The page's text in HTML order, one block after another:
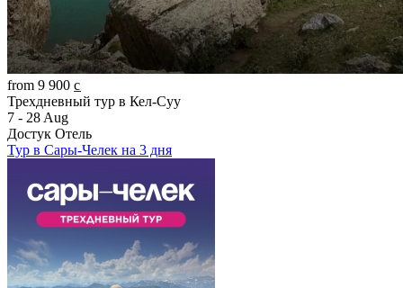
from 9 900 c̲
Трехдневный тур в Кел-Суу
7 - 28 Aug
Достук Отель
Тур в Сары-Челек на 3 дня